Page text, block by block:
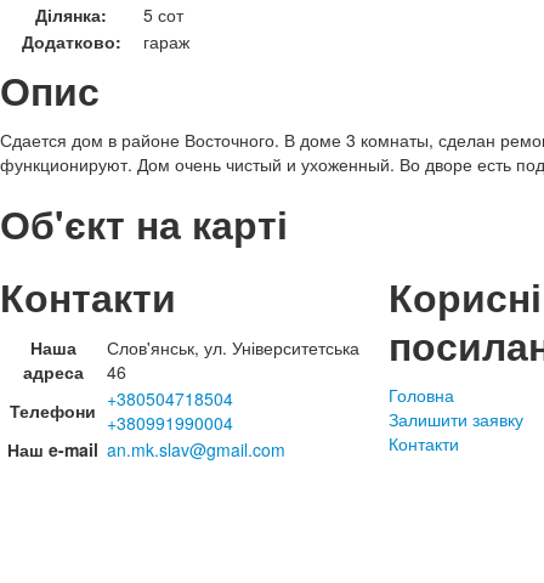
Ділянка:
5 сот
Додатково:
гараж
Опис
Сдается дом в районе Восточного. В доме 3 комнаты, сделан
функционируют. Дом очень чистый и ухоженный. Во дворе есть
Об'єкт на карті
Контакти
Наша
адреса
Слов'янськ, ул. Університетська
46
Телефони +380504718504
+380991990004
Наш e-mail an.mk.slav@gmail.com
Корисні
Головна
Залишити заявку
Контакти